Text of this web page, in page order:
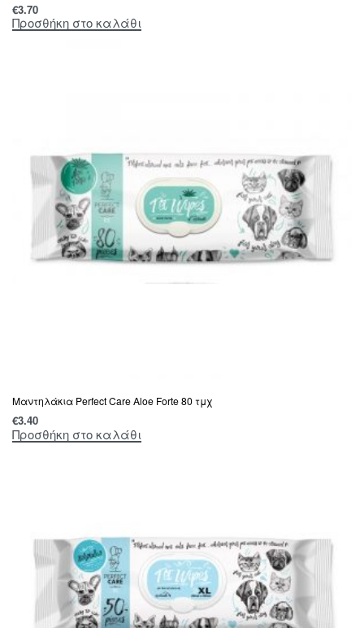
€3.70
Προσθήκη στο καλάθι
Μαντηλάκια Perfect Care Aloe Forte 80 τμχ
€3.40
Προσθήκη στο καλάθι